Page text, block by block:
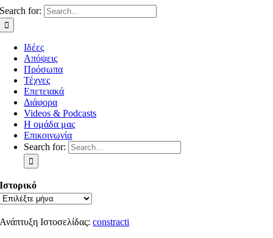
Search for:
Ιδέες
Απόψεις
Πρόσωπα
Τέχνες
Επετειακά
Διάφορα
Videos & Podcasts
Η ομάδα μας
Επικοινωνία
Search for:
Ιστορικό
Ανάπτυξη Ιστοσελίδας:constracti